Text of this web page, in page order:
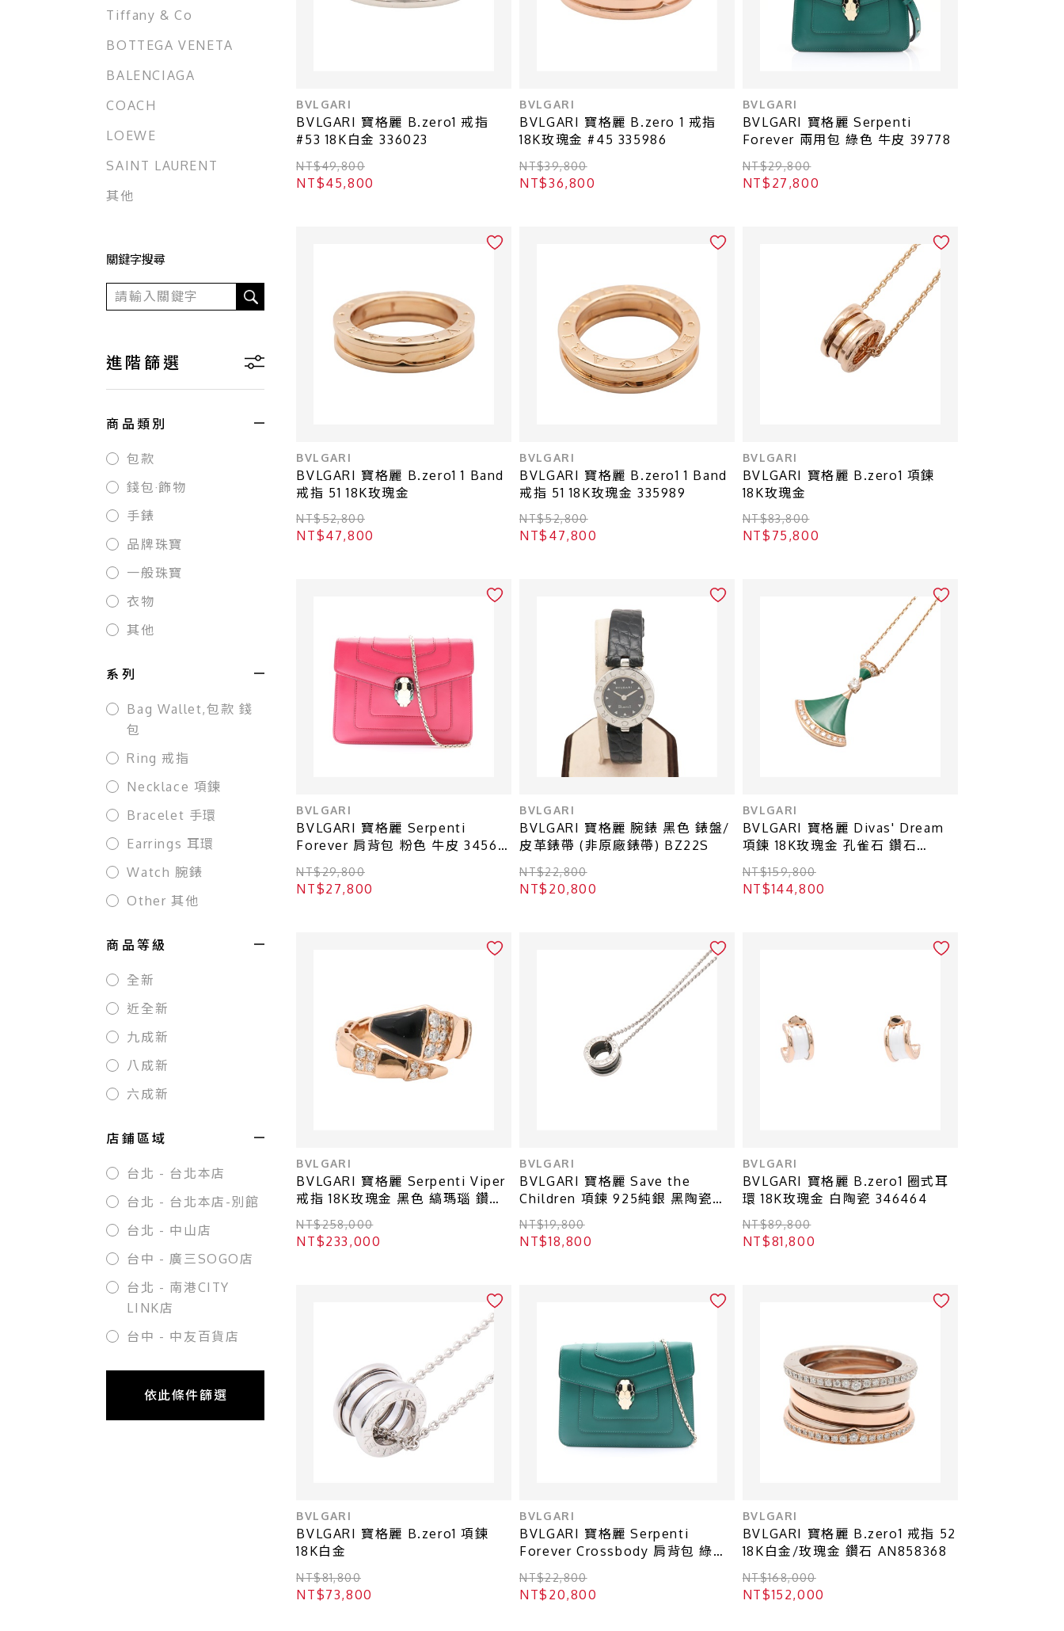
Tiffany & Co
BOTTEGA VENETA
BALENCIAGA
COACH
LOEWE
SAINT LAURENT
其他
關鍵字搜尋
進階篩選
商品類別
包款
錢包·飾物
手錶
品牌珠寶
一般珠寶
衣物
其他
系列
Bag Wallet,包款 錢
包
Ring 戒指
Necklace 項鍊
Bracelet 手環
Earrings 耳環
Watch 腕錶
Other 其他
商品等級
全新
近全新
九成新
八成新
六成新
店鋪區域
台北 - 台北本店
台北 - 台北本店-別館
台北 - 中山店
台中 - 廣三SOGO店
台北 - 南港CITY
LINK店
台中 - 中友百貨店
依此條件篩選
BVLGARI
BVLGARI 寶格麗 B.zero1 戒指
#53 18K白金 336023
NT$49,800
NT$45,800
BVLGARI
BVLGARI 寶格麗 B.zero 1 戒指
18K玫瑰金 #45 335986
NT$39,800
NT$36,800
BVLGARI
BVLGARI 寶格麗 Serpenti
Forever 兩用包 綠色 牛皮 39778
NT$29,800
NT$27,800
BVLGARI
BVLGARI 寶格麗 B.zero1 1 Band
戒指 51 18K玫瑰金
NT$52,800
NT$47,800
BVLGARI
BVLGARI 寶格麗 B.zero1 1 Band
戒指 51 18K玫瑰金 335989
NT$52,800
NT$47,800
BVLGARI
BVLGARI 寶格麗 B.zero1 項鍊
18K玫瑰金
NT$83,800
NT$75,800
BVLGARI
BVLGARI 寶格麗 Serpenti
Forever 肩背包 粉色 牛皮 34560
34560
NT$29,800
NT$27,800
BVLGARI
BVLGARI 寶格麗 腕錶 黑色 錶盤/
皮革錶帶 (非原廠錶帶) BZ22S
NT$22,800
NT$20,800
BVLGARI
BVLGARI 寶格麗 Divas' Dream
項鍊 18K玫瑰金 孔雀石 鑽石
351143
NT$159,800
NT$144,800
BVLGARI
BVLGARI 寶格麗 Serpenti Viper
戒指 18K玫瑰金 黑色 縞瑪瑙 鑽石
AN855315
NT$258,000
NT$233,000
BVLGARI
BVLGARI 寶格麗 Save the
Children 項鍊 925純銀 黑陶瓷
349634
NT$19,800
NT$18,800
BVLGARI
BVLGARI 寶格麗 B.zero1 圈式耳
環 18K玫瑰金 白陶瓷 346464
NT$89,800
NT$81,800
BVLGARI
BVLGARI 寶格麗 B.zero1 項鍊
18K白金
NT$81,800
NT$73,800
BVLGARI
BVLGARI 寶格麗 Serpenti
Forever Crossbody 肩背包 綠色
NT$22,800
NT$20,800
BVLGARI
BVLGARI 寶格麗 B.zero1 戒指 52
18K白金/玫瑰金 鑽石 AN858368
NT$168,000
NT$152,000